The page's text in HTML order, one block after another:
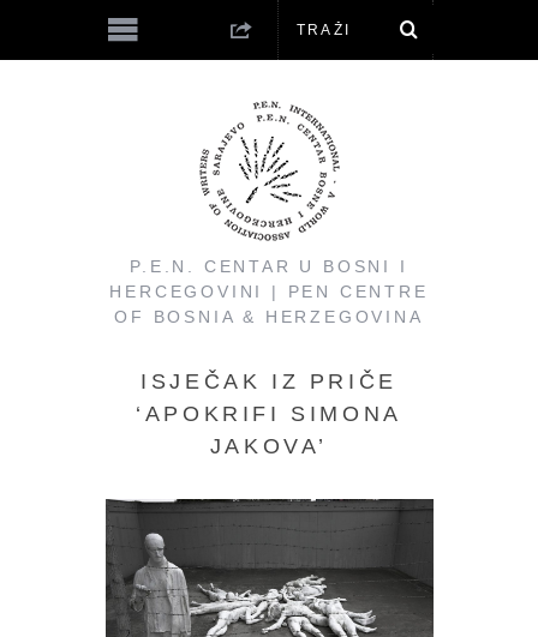
P.E.N. CENTAR U BOSNI I
HERCEGOVINI | PEN CENTRE
OF BOSNIA & HERZEGOVINA
ISJEČAK IZ PRIČE
‘APOKRIFI SIMONA
JAKOVA’